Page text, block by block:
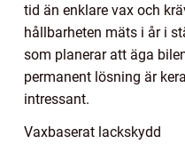
tid än enklare vax och
hållbarheten mäts i år i
som planerar att äga
permanent lösning är
intressant.
Vaxbaserat lackskydd